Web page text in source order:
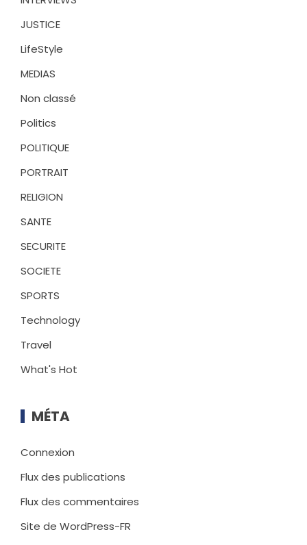
JUSTICE
LifeStyle
MEDIAS
Non classé
Politics
POLITIQUE
PORTRAIT
RELIGION
SANTE
SECURITE
SOCIETE
SPORTS
Technology
Travel
What's Hot
MÉTA
Connexion
Flux des publications
Flux des commentaires
Site de WordPress-FR